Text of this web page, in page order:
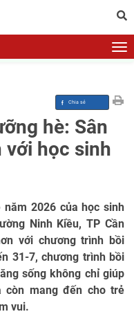
hè: Sân
với học sinh
2026 của học sinh
Ninh Kiều, TP Cần
với chương trình bồi
31-7, chương trình bồi
sống không chỉ giúp
còn mang đến cho trẻ
vui.